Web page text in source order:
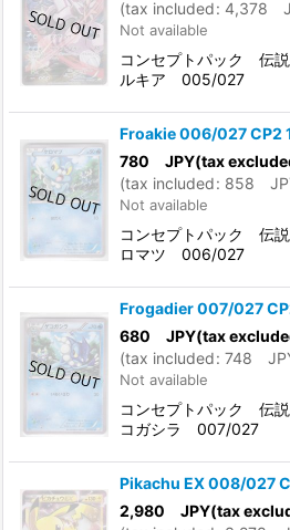
(tax included: 4,378
Not available
コンセプトパック 伝
ルキア 005/027
Froakie 006/027 CP2
780 JPY(tax
(tax included: 858
Not available
コンセプトパック 伝
ロマツ 006/027
Frogadier 007/027
680 JPY(tax
(tax included: 748
Not available
コンセプトパック 伝
コガシラ 007/027
Pikachu EX 008/027
2,980 JPY(tax